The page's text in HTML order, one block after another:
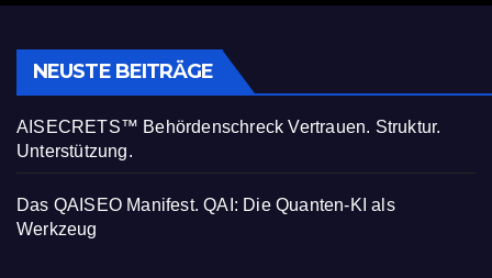
NEUSTE BEITRÄGE
AISECRETS™ Behördenschreck Vertrauen. Struktur.
Unterstützung.
Das QAISEO Manifest. QAI: Die Quanten-KI als
Werkzeug